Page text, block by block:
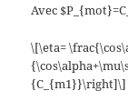
Avec
\[\eta=
{C_{m1}}\right]\]